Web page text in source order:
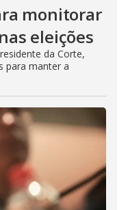
monitorar
eleições
da Corte,
para manter a